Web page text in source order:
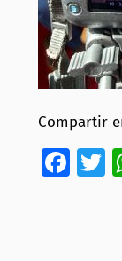
Compartir